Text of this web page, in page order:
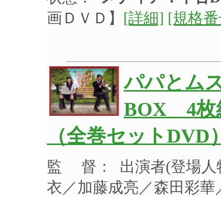
画ＤＶＤ】 [詳細] [規格
パパとム
BOX 4
（全巻セットDVD
監 督： 出演者(登場人
衣／加藤成亮／森田彩